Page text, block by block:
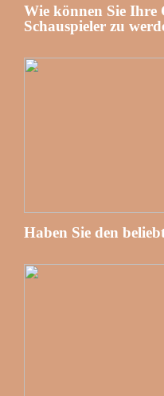
Wie können Sie Ihre
Schauspieler zu
Haben Sie den